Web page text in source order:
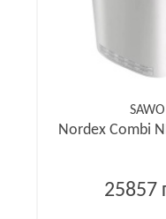
SAWO
Nordex Combi
25857